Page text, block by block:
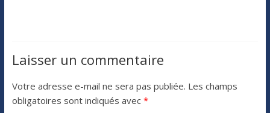
Laisser un commentaire
Votre adresse e-mail ne sera pas publiée. Les champs
obligatoires sont indiqués avec *